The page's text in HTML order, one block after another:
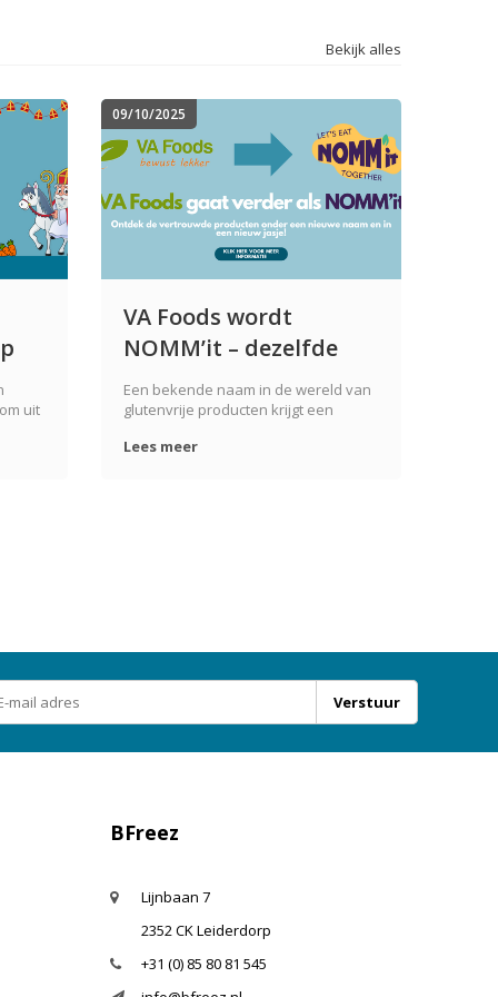
uit
09/10/2025
VA Foods wordt
NOMM’it – dezelfde
smaak, een frisse
nieuwe naam
Een bekende naam in de wereld van
glutenvrije producten krijgt een
merk VA Foods ondergaat een
Lees meer
Bekijk alles
Verstuur
BFreez
Lijnbaan 7
2352 CK Leiderdorp
+31 (0) 85 80 81 545